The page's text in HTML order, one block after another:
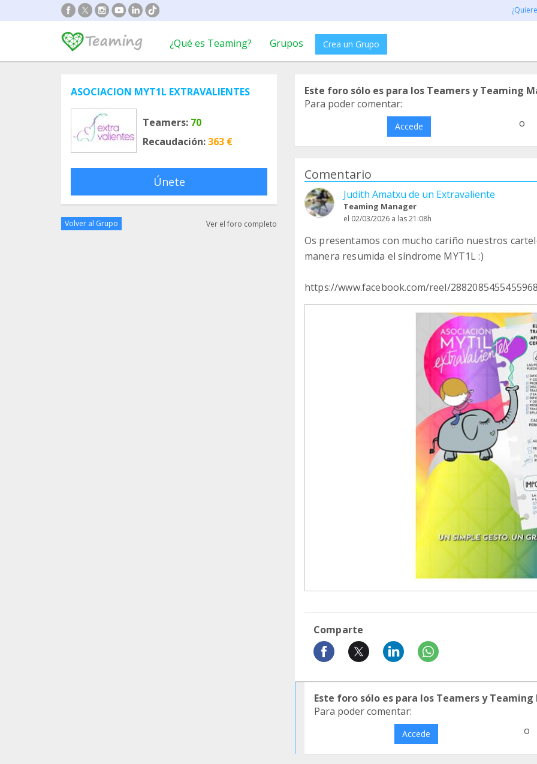
¿Qué es Teaming? Grupos Crea un Grupo
ASOCIACION MYT1L EXTRAVALIENTES
Teamers: 70
Recaudación:363 €
Únete
Volver al Grupo Ver el foro completo
Este foro sólo es para los Teamers y Teaming
Para poder comentar:
Accede o
Comentario
Judith Amatxu de un Extravaliente
Teaming Manager
el 02/03/2026 a las 21:08h
Os presentamos con mucho cariño nuestros
manera resumida el síndrome MYT1L :)
https://www.facebook.com/reel/
Comparte
Este foro sólo es para los Teamers y
Para poder comentar:
Accede o